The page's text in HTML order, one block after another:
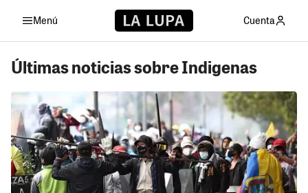
Menú Cuenta
Últimas noticias sobre Indigenas